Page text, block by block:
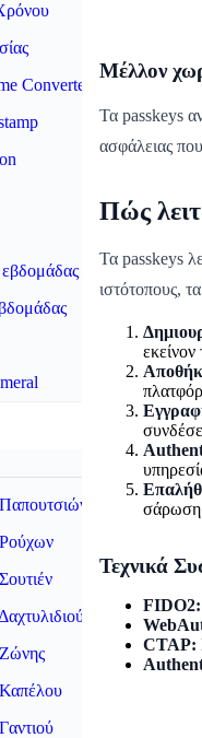
Converter
Μέλλον
Τα passkeys
ασφάλειας
Πώς
Τα passkeys
ιστότοπους,
Τεχνικά
FIDO2:
CTAP: